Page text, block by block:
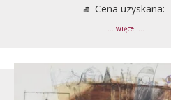
Cena uzyskana: -
... więcej ...